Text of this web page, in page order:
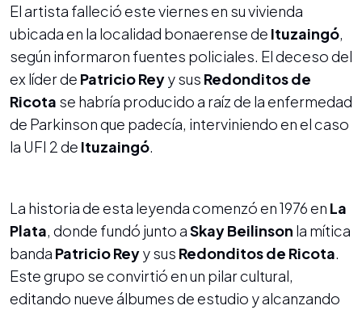
El artista falleció este viernes en su vivienda
ubicada en la localidad bonaerense de Ituzaingó,
según informaron fuentes policiales. El deceso del
ex líder de Patricio Reyy sus Redonditos de
Ricota se habría producido a raíz de la enfermedad
de Parkinson que padecía, interviniendo en el caso
la UFI 2 de Ituzaingó.
La historia de esta leyenda comenzó en 1976 en La
Plata, donde fundó junto aSkay Beilinson la mítica
banda Patricio Reyy sus Redonditos de Ricota.
Este grupo se convirtió en un pilar cultural,
editando nueve álbumes de estudio y alcanzando